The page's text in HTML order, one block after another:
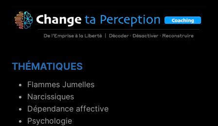
THÉMATIQUES
Flammes Jumelles
Narcissiques
Dépendance affective
Psychologie